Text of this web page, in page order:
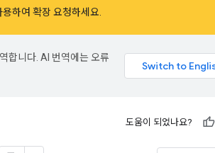
하여 확장 요청하세요
합니다. AI 번역에는 오류
도움이 되었나요?